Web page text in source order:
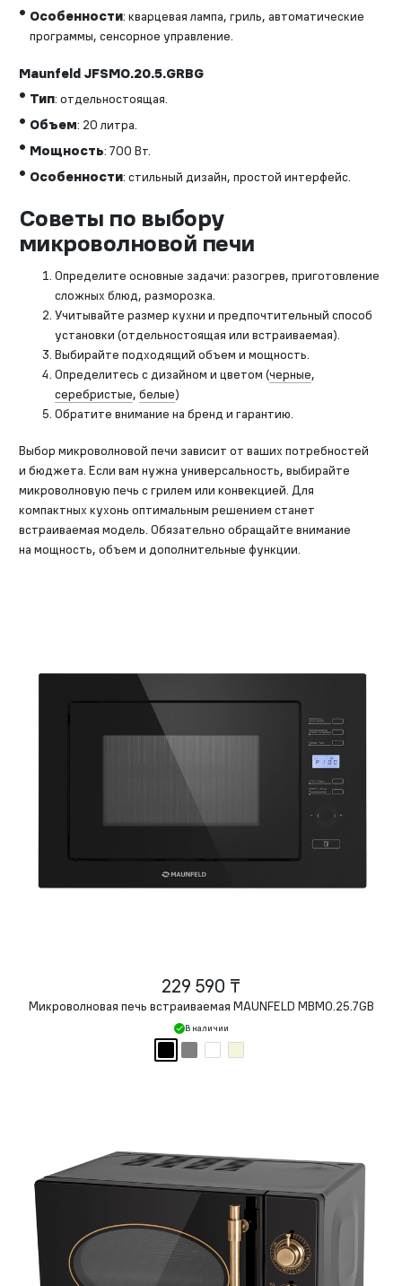
Особенности: кварцевая лампа, гриль, автоматические
программы, сенсорное управление.
Maunfeld JFSMO.20.5.GRBG
Тип: отдельностоящая.
Объем: 20 литра.
Мощность: 700 Вт.
Особенности: стильный дизайн, простой интерфейс.
Советы по выбору
микроволновой печи
Определите основные задачи: разогрев, приготовление
сложных блюд, разморозка.
Учитывайте размер кухни и предпочтительный способ
установки (отдельностоящая или встраиваемая).
Выбирайте подходящий объем и мощность.
Определитесь с дизайном и цветом (черные,
серебристые, белые)
Обратите внимание на бренд и гарантию.
Выбор микроволновой печи зависит от ваших потребностей
и бюджета. Если вам нужна универсальность, выбирайте
микроволновую печь с грилем или конвекцией. Для
компактных кухонь оптимальным решением станет
встраиваемая модель. Обязательно обращайте внимание
на мощность, объем и дополнительные функции.
229 590 ₸
Микроволновая печь встраиваемая MAUNFELD MBMO.25.7GB
В наличии